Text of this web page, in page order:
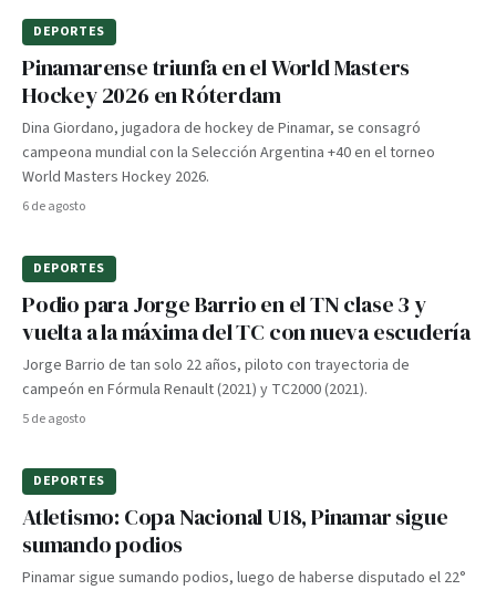
DEPORTES
Pinamarense triunfa en el World Masters
Hockey 2026 en Róterdam
Dina Giordano, jugadora de hockey de Pinamar, se consagró
campeona mundial con la Selección Argentina +40 en el torneo
World Masters Hockey 2026.
6 de agosto
DEPORTES
Podio para Jorge Barrio en el TN clase 3 y
vuelta a la máxima del TC con nueva escudería
Jorge Barrio de tan solo 22 años, piloto con trayectoria de
campeón en Fórmula Renault (2021) y TC2000 (2021).
5 de agosto
DEPORTES
Atletismo: Copa Nacional U18, Pinamar sigue
sumando podios
Pinamar sigue sumando podios, luego de haberse disputado el 22°